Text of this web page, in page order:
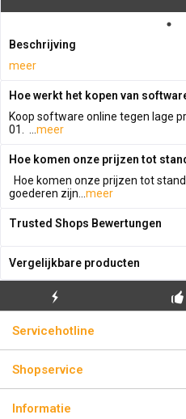
Beschrijving
meer
Hoe werkt het kopen van
Koop software online tegen lage
01. ... meer
Hoe komen onze prijzen tot
Hoe komen onze prijzen tot
goederen zijn... meer
Trusted Shops Bewertungen
Vergelijkbare producten
BLIKSEMVERZENDING
Servicehotline
Shopservice
Informatie